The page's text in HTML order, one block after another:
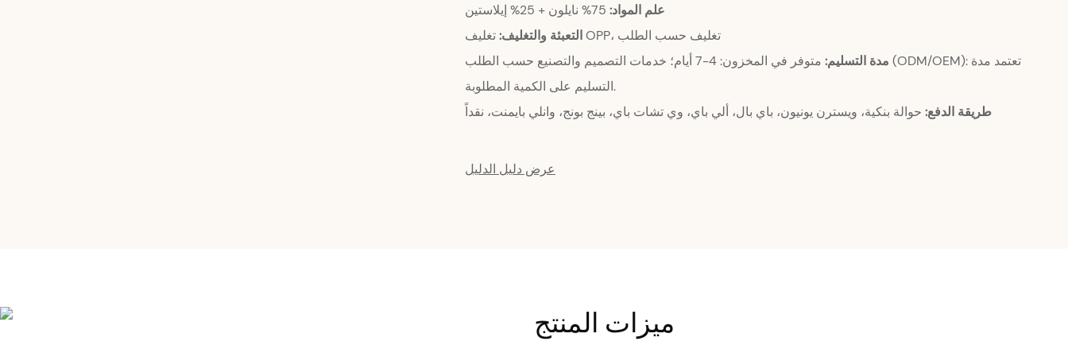
علم المواد:
التعبئة والتغليف:
تغليف OPP، تغليف حسب الطلب
مدة التسليم:
متوفر في المخزون: 4-7 أيام؛ خدمات التصميم والتصنيع حسب الطلب (ODM/OEM): تعتمد مدة
التسليم على الكمية المطلوبة.
طريقة الدفع: حوالة بنكية، ويسترن يونيون، باي بال، ألي باي، وي تشات باي، بينج بونج، وانلي بايمنت، نقداً
عرض دليل الدليل
ميزات المنتج